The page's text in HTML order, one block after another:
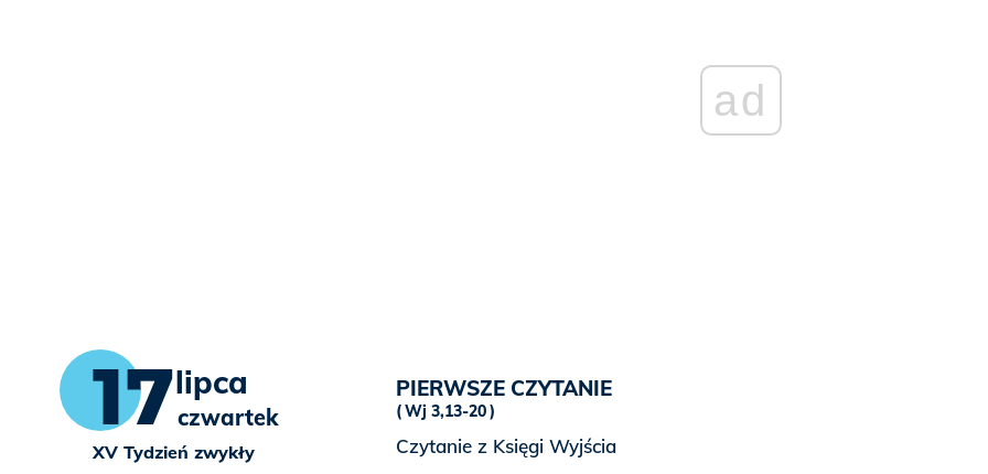
ad
17lipca
czwartek
XV Tydzień zwykły
PIERWSZE CZYTANIE
Wj 3,13-20
Czytanie z Księgi Wyjścia